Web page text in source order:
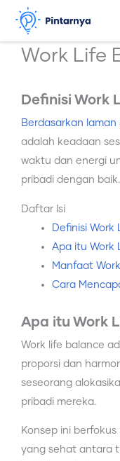
Lewati
kontenWork Life
Definisi Work
Berdasarkan laman
adalah keadaan
waktu dan energi
pribadi dengan baik.
Daftar Isi
Definisi Work
Apa itu Work
Manfaat
Cara
Apa itu Work
Work life balance
proporsi dan
seseorang
pribadi mereka.
Konsep ini
yang sehat antara